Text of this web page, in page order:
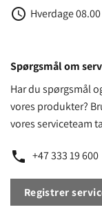
access_time Hverdage
Spørgsmål om
Har du spørgsmål
vores produkter?
vores serviceteam
phone +47 333 19 600
Registrer